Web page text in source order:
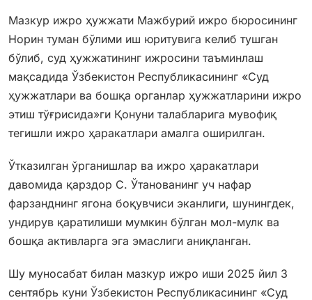
Мазкур ижро ҳужжати Мажбурий ижро бюросининг
Норин туман бўлими иш юритувига келиб тушган
бўлиб, суд ҳужжатининг ижросини таъминлаш
мақсадида Ўзбекистон Республикасининг «Суд
ҳужжатлари ва бошқа органлар ҳужжатларини ижро
этиш тўғрисида»ги Қонуни талабларига мувофиқ
тегишли ижро ҳаракатлари амалга оширилган.
Ўтказилган ўрганишлар ва ижро ҳаракатлари
давомида қарздор С. Ўтанованинг уч нафар
фарзанднинг ягона боқувчиси эканлиги, шунингдек,
ундирув қаратилиши мумкин бўлган мол-мулк ва
бошқа активларга эга эмаслиги аниқланган.
Шу муносабат билан мазкур ижро иши 2025 йил 3
сентябрь куни Ўзбекистон Республикасининг «Суд